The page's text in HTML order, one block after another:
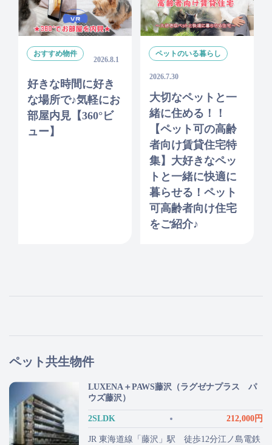
おすすめ物件
2026.8.1
好きな時間に好き
な場所で♪気軽にお
部屋内見【360°ビ
ュー】
ペットのいる暮らし
2026.7.30
大切なペットと一
緒に住める！！
【ペット可の高齢
者向け賃貸住宅特
集】大好きなペッ
トと一緒に快適に
暮らせる！ペット
可高齢者向け住宅
をご紹介♪
ペット共生物件
LUXENA＋PAWS藤沢（ラグゼナプラス パ
ウズ藤沢）
2SLDK 212,000円
JR 東海道線「藤沢」駅 徒歩12分江ノ島電鉄